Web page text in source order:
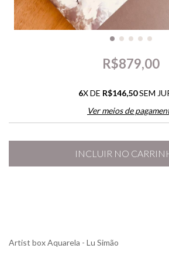
R$879,00
6X DE R$146,50SEM
Ver meios de
Artist box Aquarela - Lu Simão